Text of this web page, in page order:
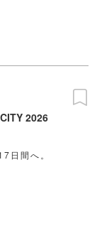
2026
日間へ。